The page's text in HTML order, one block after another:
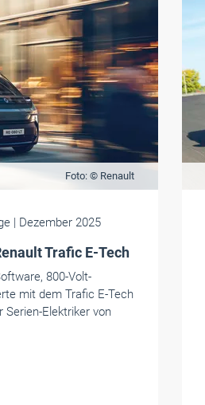
Foto: © Renault
| Dezember 2025
Trafic E-Tech
800-Volt-
mit dem Trafic E-Tech
Serien-Elektriker von